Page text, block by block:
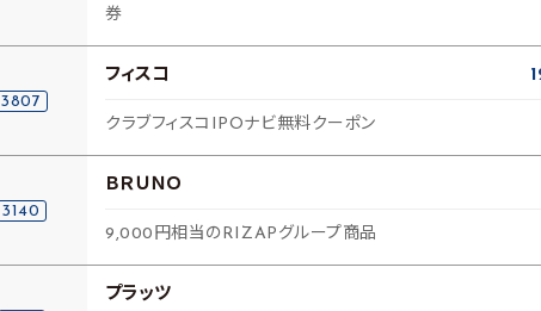
券
3807
フィスコ
クラブフィスコIPOナビ無料クーポン
3140
ＢＲＵＮＯ
9,000円相当のRIZAPグループ商品
プラッツ